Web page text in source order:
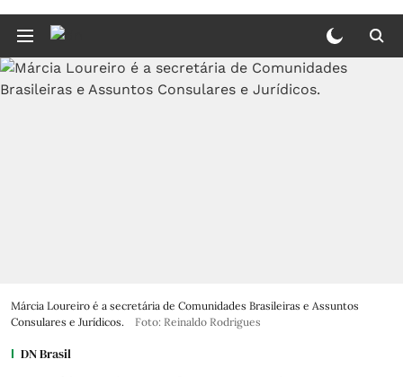
Márcia Loureiro é a secretária de Comunidades Brasileiras e Assuntos
Consulares e Jurídicos.
Foto: Reinaldo Rodrigues
DN Brasil